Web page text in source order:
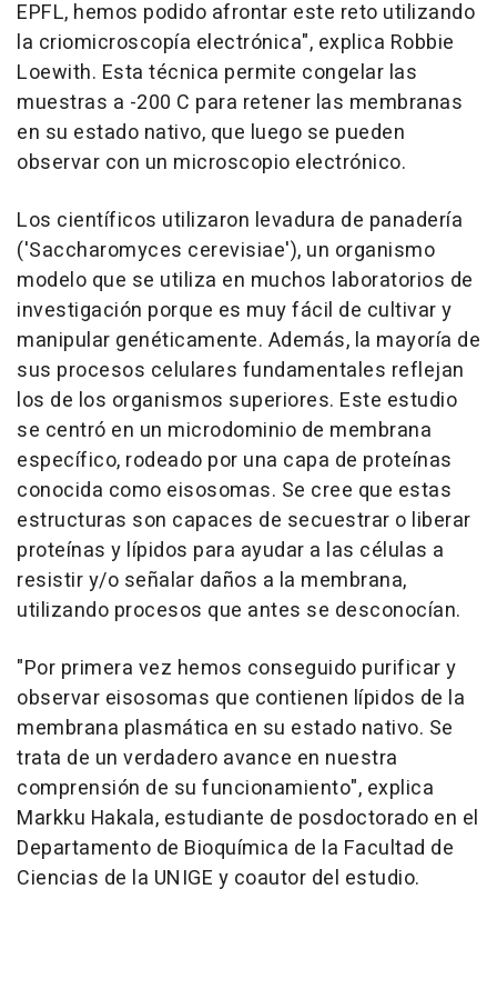
EPFL, hemos podido afrontar este reto utilizando
la criomicroscopía electrónica", explica Robbie
Loewith. Esta técnica permite congelar las
muestras a -200 C para retener las membranas
en su estado nativo, que luego se pueden
observar con un microscopio electrónico.
Los científicos utilizaron levadura de panadería
('Saccharomyces cerevisiae'), un organismo
modelo que se utiliza en muchos laboratorios de
investigación porque es muy fácil de cultivar y
manipular genéticamente. Además, la mayoría de
sus procesos celulares fundamentales reflejan
los de los organismos superiores. Este estudio
se centró en un microdominio de membrana
específico, rodeado por una capa de proteínas
conocida como eisosomas. Se cree que estas
estructuras son capaces de secuestrar o liberar
proteínas y lípidos para ayudar a las células a
resistir y/o señalar daños a la membrana,
utilizando procesos que antes se desconocían.
"Por primera vez hemos conseguido purificar y
observar eisosomas que contienen lípidos de la
membrana plasmática en su estado nativo. Se
trata de un verdadero avance en nuestra
comprensión de su funcionamiento", explica
Markku Hakala, estudiante de posdoctorado en el
Departamento de Bioquímica de la Facultad de
Ciencias de la UNIGE y coautor del estudio.